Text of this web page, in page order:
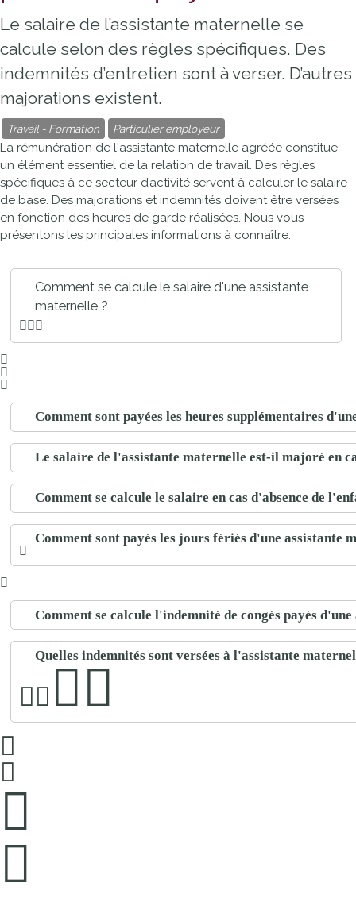
Le salaire de l’assistante maternelle se
calcule selon des règles spécifiques. Des
indemnités d’entretien sont à verser. D’autres
majorations existent.
Travail - Formation Particulier employeur
La rémunération de l'assistante maternelle agréée constitue
un élément essentiel de la relation de travail. Des règles
spécifiques à ce secteur d’activité servent à calculer le salaire
de base. Des majorations et indemnités doivent être versées
en fonction des heures de garde réalisées. Nous vous
présentons les principales informations à connaître.
Comment se calcule le salaire d'une assistante
maternelle ?
Comment sont payées les heures supplémentaires
Le salaire de l'assistante maternelle est-il majoré en
Comment se calcule le salaire en cas d'absence de
Comment sont payés les jours fériés d'une assistante
Comment se calcule l'indemnité de congés payés
Quelles indemnités sont versées à l'assistante